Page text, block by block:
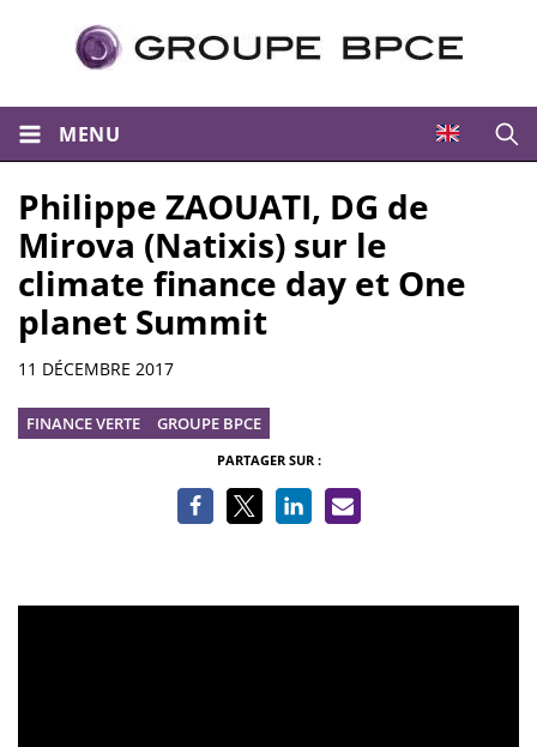
MENU
Philippe ZAOUATI, DG de
Mirova (Natixis) sur le
climate finance day et One
planet Summit
Informations
11 DÉCEMBRE 2017
FINANCE VERTE GROUPE BPCE
PARTAGER SUR :